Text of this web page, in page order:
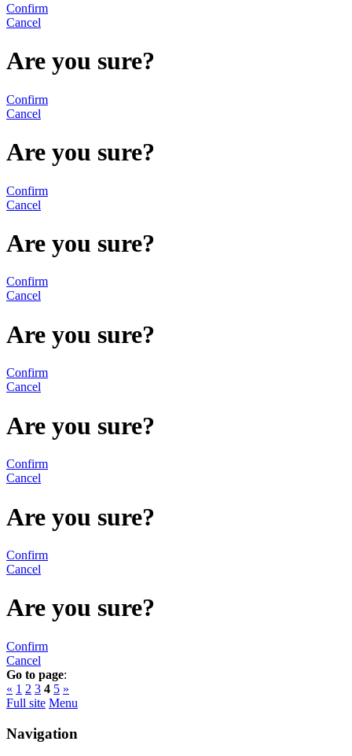
Confirm
Cancel
Are you sure?
Confirm
Cancel
Are you sure?
Confirm
Cancel
Are you sure?
Confirm
Cancel
Are you sure?
Confirm
Cancel
Are you sure?
Confirm
Cancel
Are you sure?
Confirm
Cancel
Are you sure?
Confirm
Cancel
Go to page:
« 1 2 3 4 5 »
Full site Menu
Navigation